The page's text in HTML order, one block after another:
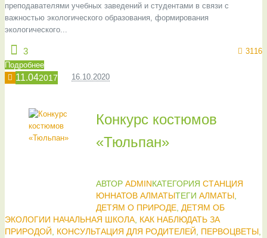
преподавателями учебных заведений и студентами в связи с
важностью экологического образования, формирования
экологического...
3
3116
Подробнее
11.042017 16.10.2020
Конкурс костюмов
«Тюльпан»
АВТОР ADMINКАТЕГОРИЯ СТАНЦИЯ
ЮННАТОВ АЛМАТЫТЕГИ АЛМАТЫ,
ДЕТЯМ О ПРИРОДЕ, ДЕТЯМ ОБ
ЭКОЛОГИИ НАЧАЛЬНАЯ ШКОЛА КАК НАБЛЮДАТЬ ЗА
ПРИРОДОЙ
КОНСУЛЬТАЦИЯ ДЛЯ РОДИТЕЛЕЙ ПЕРВОЦВЕТЫ